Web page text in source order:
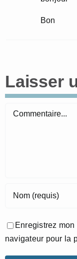
Bon
Laisser
Commentaire
Enregistrez
navigateur pour la